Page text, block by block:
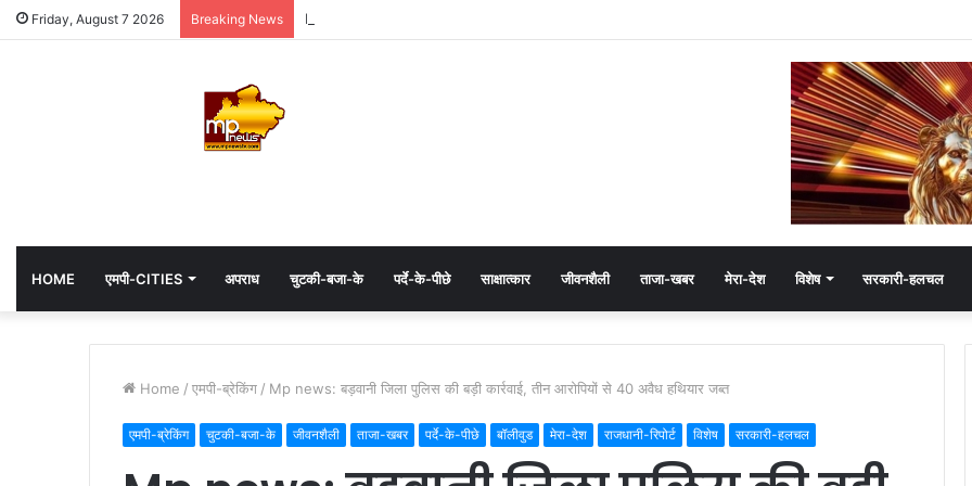
Friday, August 7 2026 Breaking News MP: महाकाल के दरबार में अध्यक्ष हेमंत खंडेलवाल, BJP की मजबूती का मांगा आशीर्वाद
HOME एमपी-CITIES अपराध चुटकी-बजा-के पर्दे-के-पीछे साक्षात्कार जीवनशैली ताजा-खबर मेरा-देश विशेष सरकारी-हलचल
Home / एमपी-ब्रेकिंग / Mp news: बड़वानी जिला पुलिस की बड़ी कार्रवाई, तीन आरोपियों से 40 अवैध हथियार जब्त
एमपी-ब्रेकिंग चुटकी-बजा-के जीवनशैली ताजा-खबर पर्दे-के-पीछे बॉलीवुड मेरा-देश राजधानी-रिपोर्ट विशेष सरकारी-हलचल